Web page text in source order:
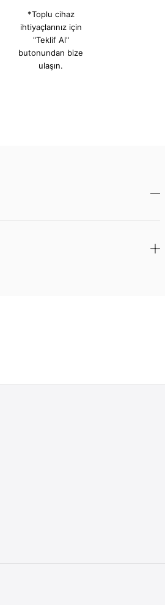
*Toplu cihaz
ihtiyaçlarınız için
"Teklif Al"
butonundan bize
ulaşın.